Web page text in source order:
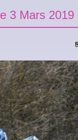
3 Mars 2019